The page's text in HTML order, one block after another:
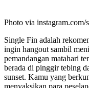
Photo via instagram.com/
Single Fin adalah
ingin hangout sambil
pemandangan matahari
berada di pinggir tebing
sunset. Kamu yang
menyaksikan para